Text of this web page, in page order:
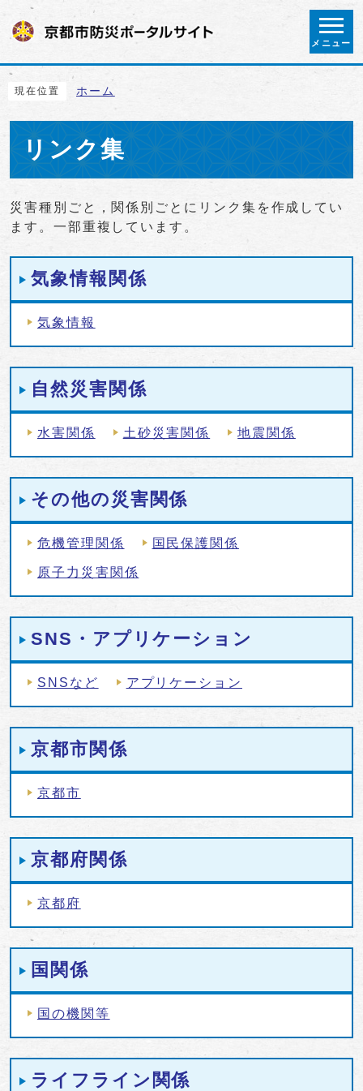
ページの先頭です
メニュー
ここから本文です
現在位置 ホーム
リンク集
災害種別ごと，関係別ごとにリンク集を作成してい
ます。一部重複しています。
メインメニュー
気象情報関係
気象情報
自然災害関係
水害関係 土砂災害関係 地震関係
その他の災害関係
危機管理関係 国民保護関係
原子力災害関係
SNS・アプリケーション
SNSなど アプリケーション
京都市関係
京都市
京都府関係
京都府
国関係
国の機関等
ライフライン関係